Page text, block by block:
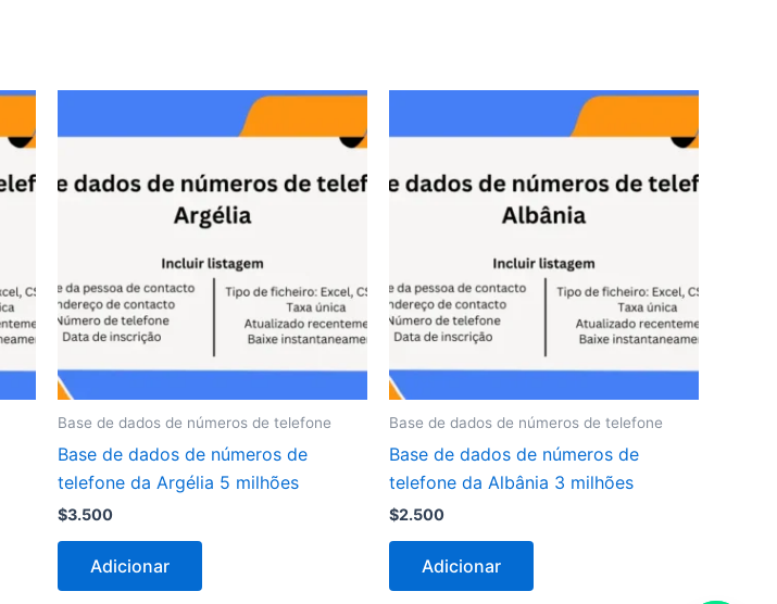
Base de dados de números de telefone
Base de dados de números de
telefone da Argélia 5 milhões
$3.500
Adicionar
Base de dados de números de telefone
Base de dados de números de
telefone da Albânia 3 milhões
$2.500
Adicionar